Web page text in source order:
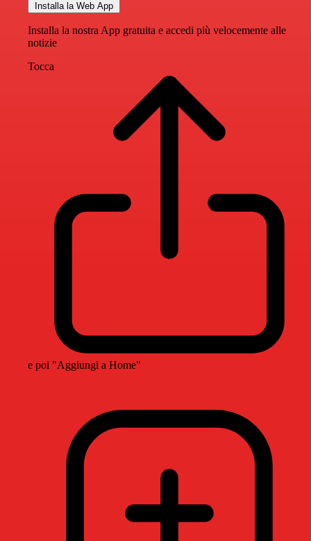
Installa la Web App
Installa la nostra App gratuita e accedi più velocemente alle
notizie
Tocca
e poi "Aggiungi a Home"